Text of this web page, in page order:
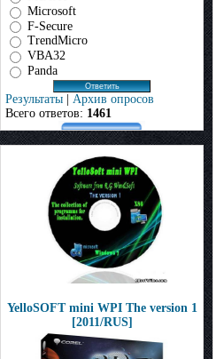
Microsoft
F-Secure
TrendMicro
VBA32
Panda
Результаты | Архив опросов
Всего ответов: 1461
YelloSOFT mini WPI The version 1
[2011/RUS]